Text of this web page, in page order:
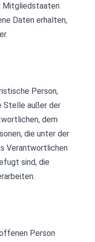
Mitgliedstaaten
Daten erhalten,
Person,
Stelle außer der
dem
die unter der
Verantwortlichen
sind, die
Person